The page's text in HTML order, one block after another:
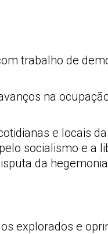
trabalho de
na
e locais
socialismo e a
da
explorados e